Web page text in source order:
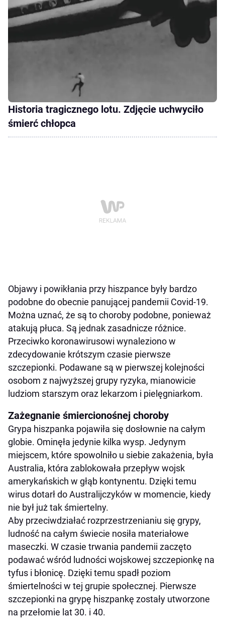
Historia tragicznego lotu. Zdjęcie uchwyciło
śmierć chłopca
Objawy i powikłania przy hiszpance były bardzo
podobne do obecnie panującej pandemii Covid-19.
Można uznać, że są to choroby podobne, ponieważ
atakują płuca. Są jednak zasadnicze różnice.
Przeciwko koronawirusowi wynaleziono w
zdecydowanie krótszym czasie pierwsze
szczepionki. Podawane są w pierwszej kolejności
osobom z najwyższej grupy ryzyka, mianowicie
ludziom starszym oraz lekarzom i pielęgniarkom.
Zażegnanie śmiercionośnej choroby
Grypa hiszpanka pojawiła się dosłownie na całym
globie. Ominęła jedynie kilka wysp. Jedynym
miejscem, które spowolniło u siebie zakażenia, była
Australia, która zablokowała przepływ wojsk
amerykańskich w głąb kontynentu. Dzięki temu
wirus dotarł do Australijczyków w momencie, kiedy
nie był już tak śmiertelny.
Aby przeciwdziałać rozprzestrzenianiu się grypy,
ludność na całym świecie nosiła materiałowe
maseczki. W czasie trwania pandemii zaczęto
podawać wśród ludności wojskowej szczepionkę na
tyfus i błonicę. Dzięki temu spadł poziom
śmiertelności w tej grupie społecznej. Pierwsze
szczepionki na grypę hiszpankę zostały utworzone
na przełomie lat 30. i 40.